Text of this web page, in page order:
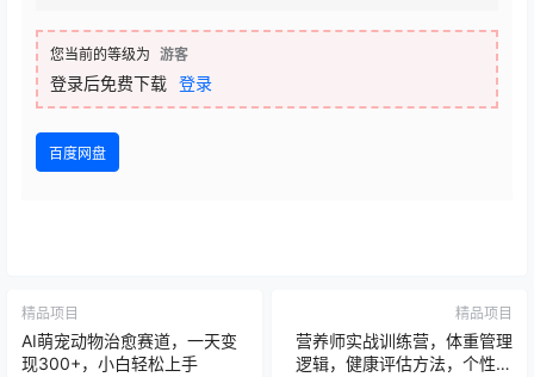
您当前的等级为 游客
登录后免费下载 登录
百度网盘
精品项目
AI萌宠动物治愈赛道，一天变
现300+，小白轻松上手
精品项目
营养师实战训练营，体重管理
逻辑，健康评估方法，个性化